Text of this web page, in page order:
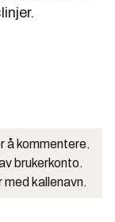
å kommentere.
brukerkonto.
med kallenavn.